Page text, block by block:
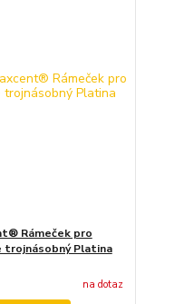
Rámeček pro
Platina
na dotaz